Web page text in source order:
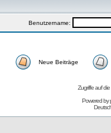
Benutzername:
Neue Beiträge
Zugriffe auf
Powered by